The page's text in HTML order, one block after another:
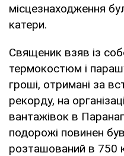
місцезнаходження
катери.
Священик взяв із
термокостюм і
гроші, отримані за
рекорду, на
вантажівок в
подорожі повинен
розташований в 750